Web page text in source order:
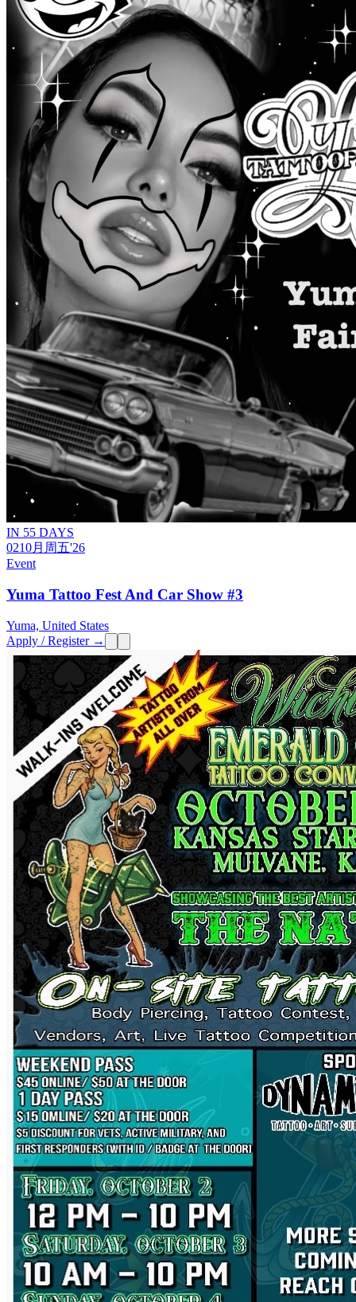
IN 55 DAYS
0210月 周五'26
Event
Yuma Tattoo Fest And Car Show #3
Yuma, United States
Apply / Register →